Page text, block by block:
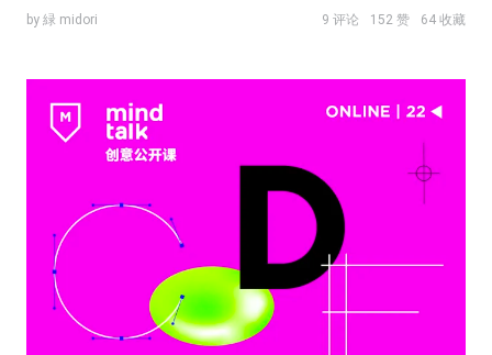
by 緑 midori 9 评论 152 赞 64 收藏